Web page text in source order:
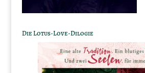
Die Lotus-Love-Dilogie